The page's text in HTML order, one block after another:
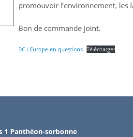
promouvoir l’environnement, les
Bon de commande joint.
BC-LEurope-en-questions Télécharger
1 Panthéon-sorbonne